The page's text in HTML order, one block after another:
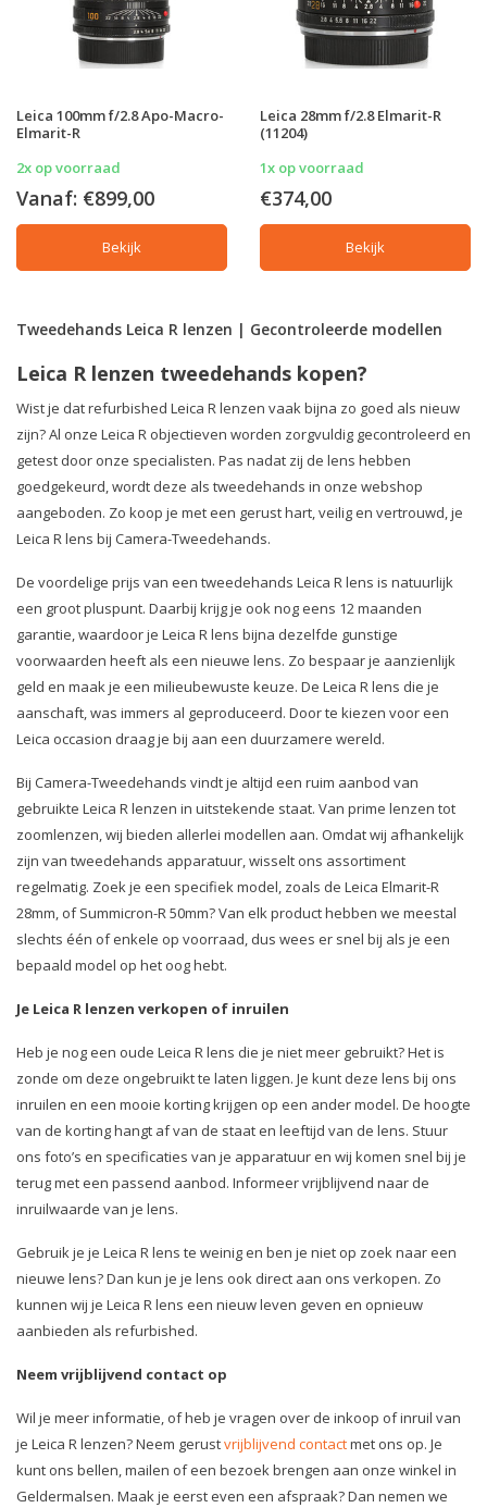
Leica 100mm f/2.8 Apo-Macro-
Elmarit-R
2x op voorraad
Vanaf: €899,00
Bekijk
Leica 28mm f/2.8 Elmarit-R
(11204)
1x op voorraad
€374,00
Bekijk
Tweedehands Leica R lenzen | Gecontroleerde modellen
Leica R lenzen tweedehands kopen?
Wist je dat refurbished Leica R lenzen vaak bijna zo goed als nieuw
zijn? Al onze Leica R objectieven worden zorgvuldig gecontroleerd en
getest door onze specialisten. Pas nadat zij de lens hebben
goedgekeurd, wordt deze als tweedehands in onze webshop
aangeboden. Zo koop je met een gerust hart, veilig en vertrouwd, je
Leica R lens bij Camera-Tweedehands.
De voordelige prijs van een tweedehands Leica R lens is natuurlijk
een groot pluspunt. Daarbij krijg je ook nog eens 12 maanden
garantie, waardoor je Leica R lens bijna dezelfde gunstige
voorwaarden heeft als een nieuwe lens. Zo bespaar je aanzienlijk
geld en maak je een milieubewuste keuze. De Leica R lens die je
aanschaft, was immers al geproduceerd. Door te kiezen voor een
Leica occasion draag je bij aan een duurzamere wereld.
Bij Camera-Tweedehands vindt je altijd een ruim aanbod van
gebruikte Leica R lenzen in uitstekende staat. Van prime lenzen tot
zoomlenzen, wij bieden allerlei modellen aan. Omdat wij afhankelijk
zijn van tweedehands apparatuur, wisselt ons assortiment
regelmatig. Zoek je een specifiek model, zoals de Leica Elmarit-R
28mm, of Summicron-R 50mm? Van elk product hebben we meestal
slechts één of enkele op voorraad, dus wees er snel bij als je een
bepaald model op het oog hebt.
Je Leica R lenzen verkopen of inruilen
Heb je nog een oude Leica R lens die je niet meer gebruikt? Het is
zonde om deze ongebruikt te laten liggen. Je kunt deze lens bij ons
inruilen en een mooie korting krijgen op een ander model. De hoogte
van de korting hangt af van de staat en leeftijd van de lens. Stuur
ons foto’s en specificaties van je apparatuur en wij komen snel bij je
terug met een passend aanbod. Informeer vrijblijvend naar de
inruilwaarde van je lens.
Gebruik je je Leica R lens te weinig en ben je niet op zoek naar een
nieuwe lens? Dan kun je je lens ook direct aan ons verkopen. Zo
kunnen wij je Leica R lens een nieuw leven geven en opnieuw
aanbieden als refurbished.
Neem vrijblijvend contact op
Wil je meer informatie, of heb je vragen over de inkoop of inruil van
je Leica R lenzen? Neem gerustvrijblijvend contactmet ons op. Je
kunt ons bellen, mailen of een bezoek brengen aan onze winkel in
Geldermalsen. Maak je eerst even een afspraak? Dan nemen we